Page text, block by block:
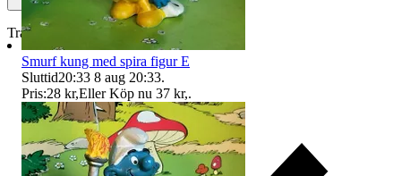
Traderas köparskydd
Smurf kung med spira figur E
Sluttid20:33 8 aug 20:33.
Pris:28 kr,Eller Köp nu 37 kr,.